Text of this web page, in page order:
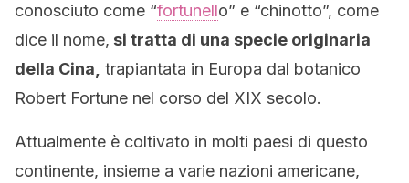
conosciuto come “fortunello” e “chinotto”, come
dice il nome, si tratta di una specie originaria
della Cina, trapiantata in Europa dal botanico
Robert Fortune nel corso del XIX secolo.
Attualmente è coltivato in molti paesi di questo
continente, insieme a varie nazioni americane,